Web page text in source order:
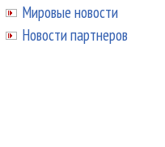
Мировые новости
Новости партнеров